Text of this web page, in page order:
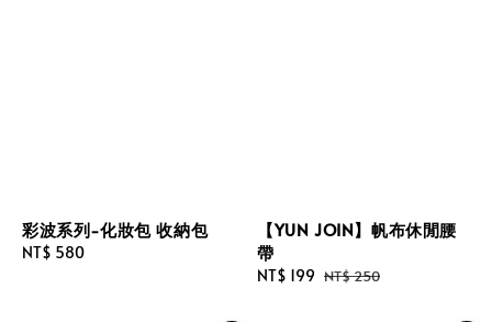
彩波系列-化妝包 收納包
Regular
NT$ 580
【YUN JOIN】帆布休閒腰
帶
Sale
NT$ 199 Regular
NT$ 250